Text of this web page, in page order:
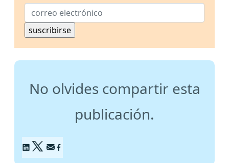
No olvides compartir esta
publicación.